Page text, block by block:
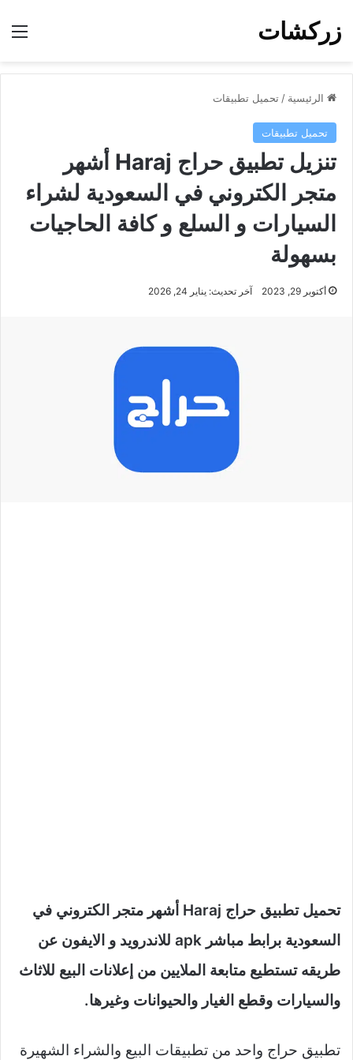
زركشات
الرئيسية / تحميل تطبيقات
تحميل تطبيقات
تنزيل تطبيق حراج Haraj أشهر
متجر الكتروني في السعودية لشراء
السيارات و السلع و كافة الحاجيات
بسهولة
أكتوبر 29, 2023 آخر تحديث: يناير 24, 2026
تحميل تطبيق حراج Haraj أشهر متجر الكتروني في
السعودية برابط مباشر apk للاندرويد و الايفون عن
طريقه تستطيع متابعة الملايين من إعلانات البيع للاثاث
والسيارات وقطع الغيار والحيوانات وغيرها.
تطبيق حراج واحد من تطبيقات البيع والشراء الشهيرة